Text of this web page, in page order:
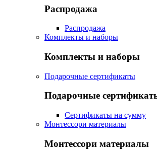
Распродажа
Распродажа
Комплекты и наборы
Комплекты и наборы
Подарочные сертификаты
Подарочные
Сертификаты на сумму
Монтессори материалы
Монтессори материалы